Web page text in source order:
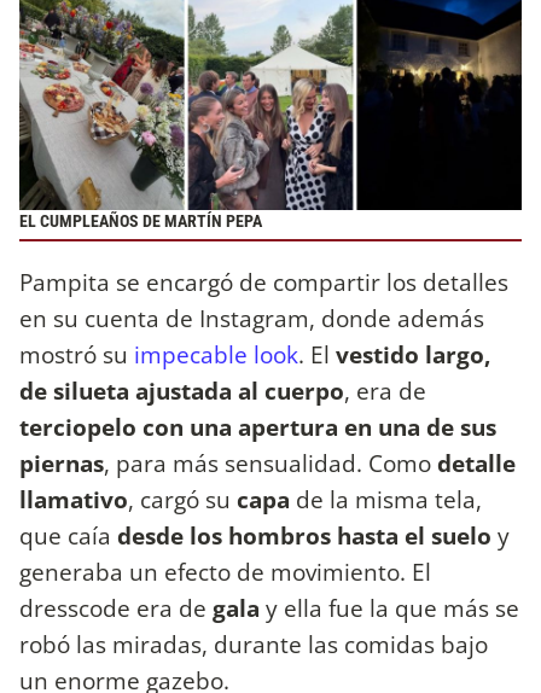
EL CUMPLEAÑOS DE MARTÍN PEPA
Pampita se encargó de compartir los detalles
en su cuenta de Instagram, donde además
mostró su impecable look. El vestido largo,
de silueta ajustada al cuerpo, era de
terciopelo con una apertura en una de sus
piernas, para más sensualidad. Comodetalle
llamativo, cargó su capa de la misma tela,
que caía desde los hombros hasta el suelo y
generaba un efecto de movimiento. El
dresscode era de gala y ella fue la que más se
robó las miradas, durante las comidas bajo
un enorme gazebo.